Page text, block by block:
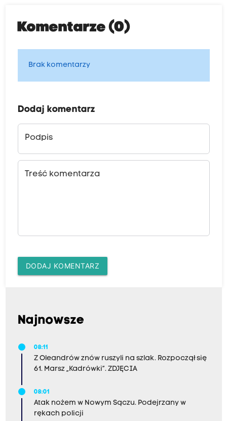
Komentarze (0)
Brak komentarzy
Dodaj komentarz
Podpis
Treść komentarza
DODAJ KOMENTARZ
Najnowsze
08:11
Z Oleandrów znów ruszyli na szlak. Rozpoczął się
61. Marsz „Kadrówki”. ZDJĘCIA
08:01
Atak nożem w Nowym Sączu. Podejrzany w
rękach policji